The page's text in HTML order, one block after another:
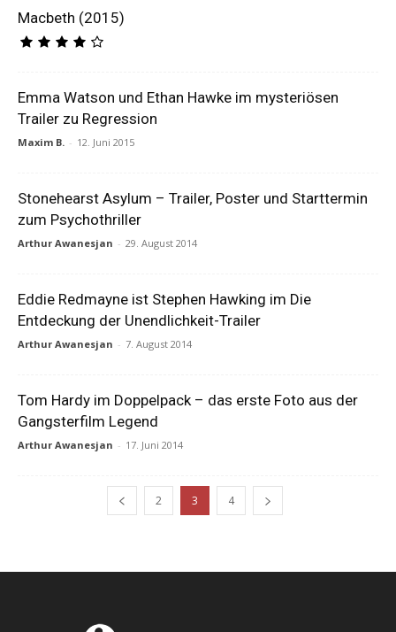
Macbeth (2015)
Emma Watson und Ethan Hawke im mysteriösen
Trailer zu Regression
Maxim B. - 12. Juni 2015
Stonehearst Asylum – Trailer, Poster und Starttermin
zum Psychothriller
Arthur Awanesjan - 29. August 2014
Eddie Redmayne ist Stephen Hawking im Die
Entdeckung der Unendlichkeit-Trailer
Arthur Awanesjan - 7. August 2014
Tom Hardy im Doppelpack – das erste Foto aus der
Gangsterfilm Legend
Arthur Awanesjan - 17. Juni 2014
2 3 4